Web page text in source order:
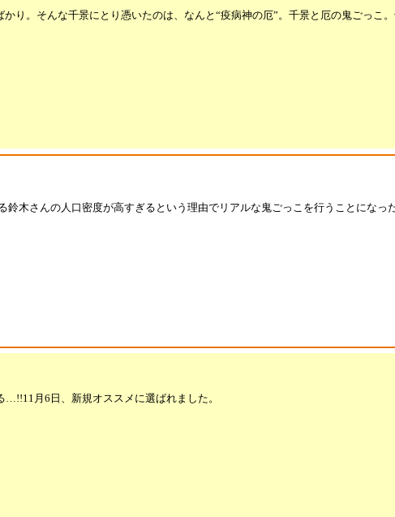
り。そんな千景にとり憑いたのは、なんと“疫病神の厄”。千景と厄の鬼ごっこ
木さんの人口密度が高すぎるという理由でリアルな鬼ごっこを行うことにな
月6日、新規オススメに選ばれました。